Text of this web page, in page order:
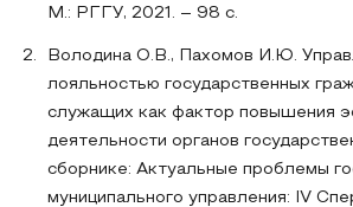
М.: РГГУ, 2021. – 98 с.
Володина О.В., Пахомов И.Ю.
лояльностью государственных
служащих как фактор повышения
деятельности органов
сборнике: Актуальные проблемы
муниципального управления: IV